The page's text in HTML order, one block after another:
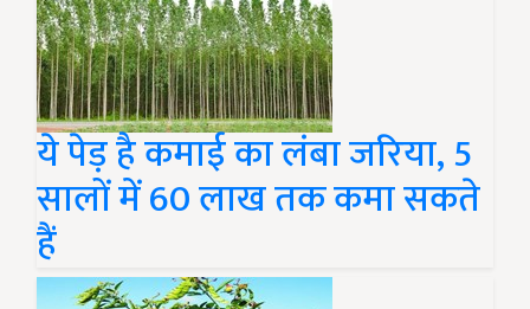
ये पेड़ है कमाई का लंबा जरिया, 5
सालों में 60 लाख तक कमा सकते
हैं